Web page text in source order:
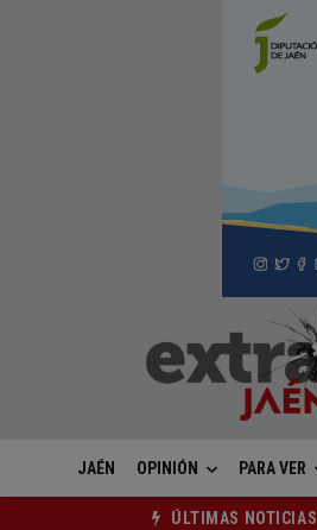
JAÉN OPINIÓN PARA VER
ÚLTIMAS NOTICIAS